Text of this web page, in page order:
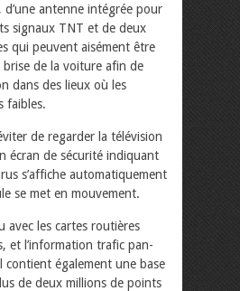
antenne intégrée pour
signaux TNT et de deux
qui peuvent aisément être
brise de la voiture afin de
dans des lieux où les
faibles.
de regarder la télévision
écran de sécurité indiquant
s’affiche automatiquement
se met en mouvement.
avec les cartes routières
et l’information trafic pan-
contient également une base
de deux millions de points